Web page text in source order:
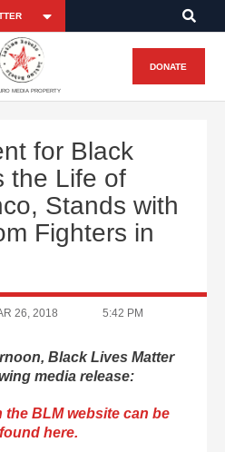
MEDIA PROPERTY
DONATE
for Black
the Life of
Stands with
Fighters in
26, 2018 5:42 PM
Black Lives Matter
media release:
the BLM website can be
found here.